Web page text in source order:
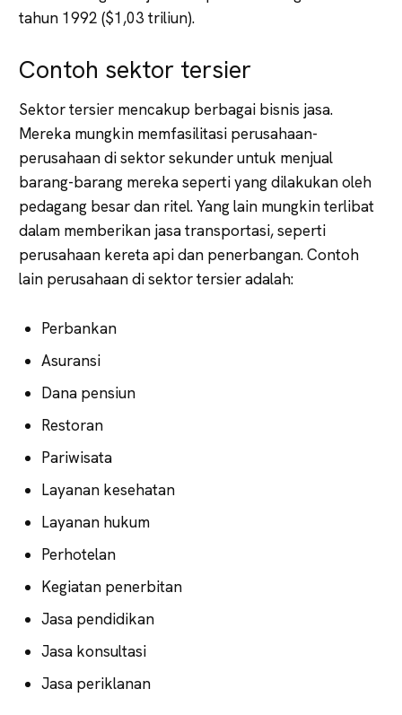
tahun 1992 ($1,03 triliun).
Contoh sektor tersier
Sektor tersier mencakup berbagai bisnis jasa.
Mereka mungkin memfasilitasi perusahaan-
perusahaan di sektor sekunder untuk menjual
barang-barang mereka seperti yang dilakukan oleh
pedagang besar dan ritel. Yang lain mungkin terlibat
dalam memberikan jasa transportasi, seperti
perusahaan kereta api dan penerbangan. Contoh
lain perusahaan di sektor tersier adalah:
Perbankan
Asuransi
Dana pensiun
Restoran
Pariwisata
Layanan kesehatan
Layanan hukum
Perhotelan
Kegiatan penerbitan
Jasa pendidikan
Jasa konsultasi
Jasa periklanan